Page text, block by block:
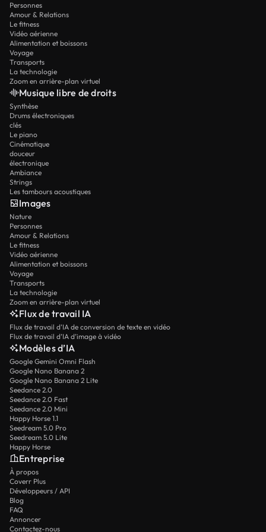
Personnes
Amour & Relations
Le fitness
Vidéo aérienne
Alimentation et boissons
Voyage
Transports
La technologie
Zoom en arrière-plan virtuel
Musique libre de droits
Synthèse
Drums électroniques
clés
Le piano
Cinématique
douceur
électronique
Ambiance
Strings
Les tambours acoustiques
Images
Nature
Personnes
Amour & Relations
Le fitness
Vidéo aérienne
Alimentation et boissons
Voyage
Transports
La technologie
Zoom en arrière-plan virtuel
Flux de travail IA
Flux de travail d’IA de conversion de texte en vidéo
Flux de travail d’IA d’image à vidéo
Modèles d’IA
Google Gemini Omni Flash
Google Nano Banana 2
Google Nano Banana 2 Lite
Seedance 2.0
Seedance 2.0 Fast
Seedance 2.0 Mini
Happy Horse 1.1
Seedream 5.0 Pro
Seedream 5.0 Lite
Happy Horse
Entreprise
À propos
Coverr Plus
Développeurs / API
Blog
FAQ
Annoncer
Contactez-nous